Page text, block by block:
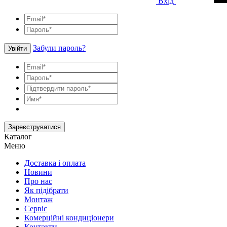
Увійти Забули пароль?
Зареєструватися
Каталог
Меню
Доставка і оплата
Новини
Про нас
Як підібрати
Монтаж
Сервіс
Комерційні кондиціонери